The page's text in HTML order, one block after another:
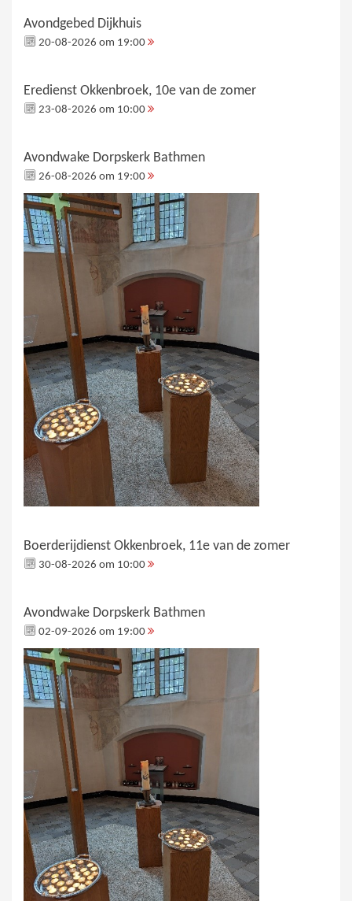
Avondgebed Dijkhuis
20-08-2026 om 19:00
Eredienst Okkenbroek, 10e van de zomer
23-08-2026 om 10:00
Avondwake Dorpskerk Bathmen
26-08-2026 om 19:00
Boerderijdienst Okkenbroek, 11e van de zomer
30-08-2026 om 10:00
Avondwake Dorpskerk Bathmen
02-09-2026 om 19:00